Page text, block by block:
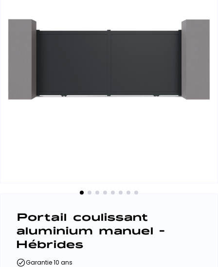
Portail coulissant
aluminium manuel -
Hébrides
Garantie 10 ans